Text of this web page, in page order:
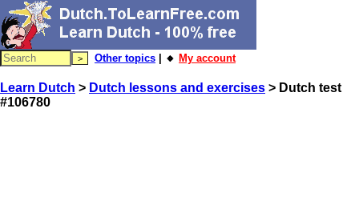
Other topics | 🔸 My account
Learn Dutch > Dutch lessons and exercises > Dutch test
#106780